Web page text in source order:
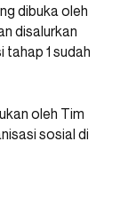
dibuka oleh
disalurkan
1 sudah
oleh Tim
sosial di